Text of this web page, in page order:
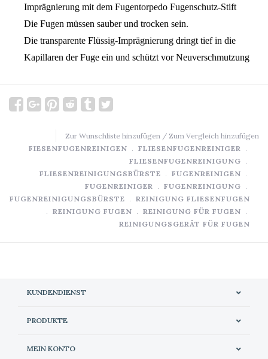
Imprägnierung mit dem Fugentorpedo Fugenschutz-Stift
Die Fugen müssen sauber und trocken sein.
Die transparente Flüssig-Imprägnierung dringt tief in die
Kapillaren der Fuge ein und schützt vor Neuverschmutzung
Zur Wunschliste hinzufügen / Zum Vergleich hinzufügen
FIESENFUGENREINIGEN ﹒ FLIESENFUGENREINIGER ﹒
FLIESENFUGENREINIGUNG ﹒
FLIESENREINIGUNGSBÜRSTE ﹒ FUGENREINIGEN ﹒
FUGENREINIGER ﹒ FUGENREINIGUNG ﹒
FUGENREINIGUNGSBÜRSTE ﹒ REINIGUNG FLIESENFUGEN
﹒ REINIGUNG FUGEN ﹒ REINIGUNG FÜR FUGEN ﹒
REINIGUNGSGERÄT FÜR FUGEN
KUNDENDIENST
PRODUKTE
MEIN KONTO